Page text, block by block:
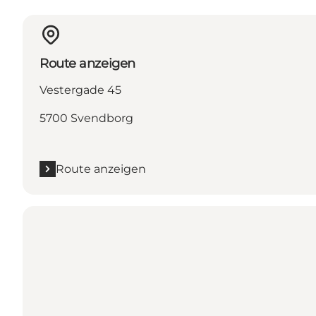
Route anzeigen
Vestergade 45
5700 Svendborg
Route anzeigen